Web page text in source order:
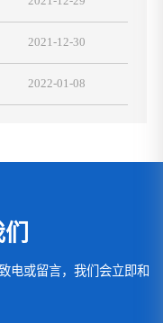
2021-12-30
2022-01-08
电或留言，我们会立即和